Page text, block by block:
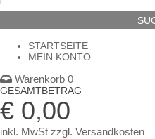
STARTSEITE
MEIN KONTO
Warenkorb 0
GESAMTBETRAG
€ 0,00
inkl. MwSt zzgl. Versandkosten